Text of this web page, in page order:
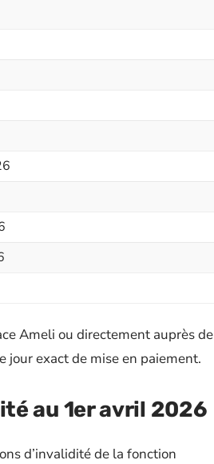
Ameli ou directement auprès de
jour exact de mise en paiement.
au 1er avril 2026
d’invalidité de la fonction